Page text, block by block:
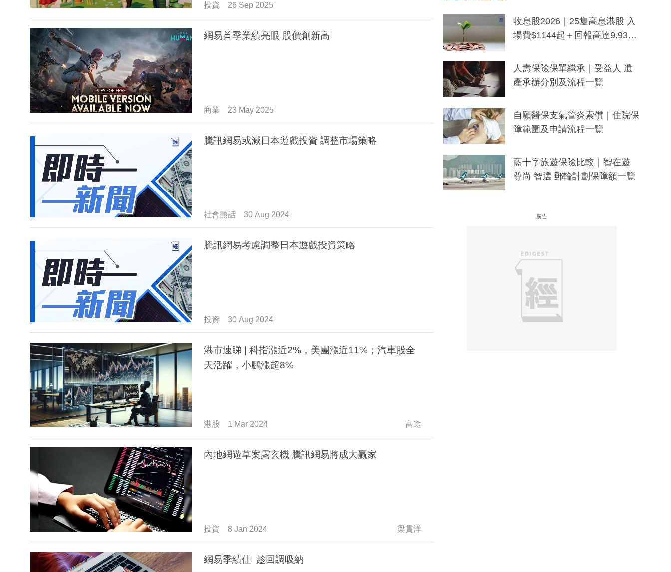
投資 26 Sep 2025
網易首季業績亮眼 股價創新高
商業 23 May 2025
騰訊網易或減日本遊戲投資 調整市場策略
社會熱話 30 Aug 2024
騰訊網易考慮調整日本遊戲投資策略
投資 30 Aug 2024
港市速睇 | 科指漲近2%，美團漲近11%；汽車股全
天活躍，小鵬漲超8%
港股 1 Mar 2024 富途
內地網遊草案露玄機 騰訊網易將成大贏家
投資 8 Jan 2024 梁貫洋
網易季績佳 趁回調吸納
一度被誤當詐騙手段
收息股2026｜25隻高息港股 入
場費$1144起＋回報高達9.93
人壽保險保單繼承｜受益人 遺
產承辦分別及流程一覽
自願醫保支氣管炎索償｜住院保
障範圍及申請流程一覽
藍十字旅遊保險比較｜智在遊
尊尚 智選 郵輪計劃保障額一覽
廣告